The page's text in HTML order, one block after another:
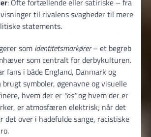
: Ofte fortællende eller satiriske – fra
til rivalens svagheder til mere
statements.
som identitetsmarkører– et begreb
som centralt for derbykulturen.
fans i både England, Danmark og
symboler, øgenavne og visuelle
hvem der er “os”og hvem der er
er atmosfæren elektrisk; når det
det over i hadefulde sange, racistiske